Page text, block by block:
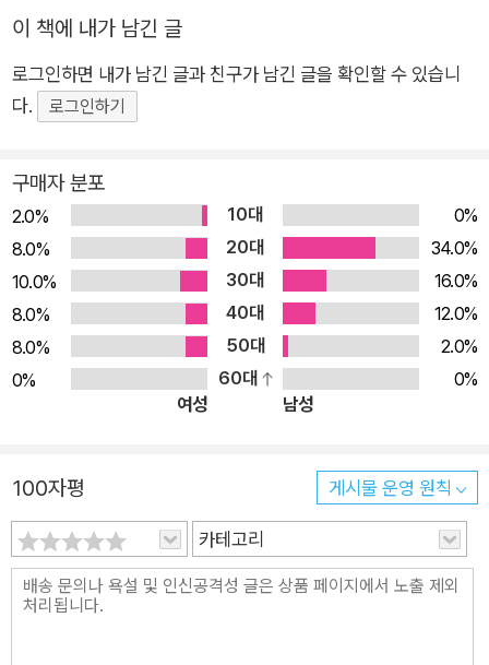
국내에도 이미 파이썬을 활용한 다양한 보안 관련 책들이 많이 소개
되었다. 하지만 모의 해킹 분야에 파이썬을 활용하는 방법에 대해 소
개한 책은 많지 않다. 모의 해킹에서 필요한 모의 해킹 업무를 주로 실
시하는 화이트 해커가 파이썬을 활용하려고 할 때, 이 책은 훌륭한 안
기본을 탐구하고, 정보 수집과 공격을 포함한 네트워크와 무선 침투
테스팅을 알려준다. 그 뒤로, 5장부터 7장에서는 애플리케이션 계층
해킹을 다루는데, 웹 사이트의 정보 수집부터 파라미터 조작(param
eter tampering), DDOS, XSS, SQL 인젝션과 같은 웹 사이트 해
킹까지 파이썬을 이용해 침투 테스트를 수행하는 방법을 배우게 된
다. 여러분들은 이 책을 통해 파이썬을 모의 해킹에 활용하는 방법을
배울 수 있을 것이며, 파이썬으로 개발된 오픈소스 툴에 대한 이해도
되는 이더넷 IP와 TCP 모니터링 ■ 다양한 프로그램을 이용한
무선 트래픽 탐색 ■ 파이썬 프로그램을 사용한 무선 공격 수행
■ 운영 중인 시스템을 확인하고 원격에서 운영체제와 서비스 판
별 ■ 파이썬의 클라이언트/서버 아키텍처의 기본에서 바로 침투
수동적인 정보 수집 ■ XSS, SQL 인젝션, 파라미터 변조 공격
을 갖고 있으며, 파이썬을 이용한 침투 테스팅을 배우기 원하는
보안 분야 연구원 혹은 파이썬 프로그래머에게 이 책은 가장 이상
적이다. 만약 모의 해킹 분야에 새롭게 입문했다면, 이 책은 공격
혹은 침입과 같은 외부의 방해를 대비할 수 있도록 시스템의 취약
점을 발견하는 데 도움이 될 것이다. ★ 이 책의 구성 ★ 1장. 파
이썬을 이용한 침투 테스팅 및 네트워킹 다음 장을 학습하기 위한
을 정의한다. 2장. 스캐닝 침투 테스팅 네트워크, 호스트, 호스트
에서 실행 중인 서비스 정보를 수집하기 위한 네트워크 스캐닝 방
법을 다룬다. 3장. 스니핑과 침투 테스팅 적극적 스니핑(active s
niffing) 방법을 알려주며, 4계층 스니퍼를 만드는 방법과, 3계층
및 4계층 공격을 수행하는 방법을 다룬다. 4장. 무선 침투 테스팅
이 책에 내가 남긴 글
로그인하면 내가 남긴 글과 친구가 남긴 글을 확인할 수 있습니
다.
로그인하기
구매자 분포
2.0% 10대
0%
8.0%
20대
34.0%
10.0%
30대
16.0%
8.0%
40대
12.0%
8.0%
50대
2.0%
0%
60대
0%
여성
남성
100자평 게시물 운영 원칙
카테고리